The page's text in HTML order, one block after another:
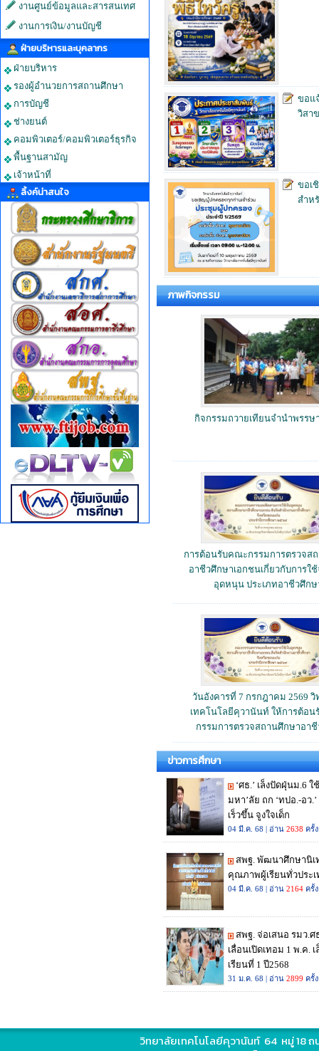
งานศูนย์ข้อมูลและสารสนเทศ
งานการเงิน/งานบัญชี
ฝ่ายบริหารและบุคลากร
ฝ่ายบริหาร
รองผู้อำนวยการสถานศึกษา
การบัญชี
ช่างยนต์
คอมพิวเตอร์/คอมพิวเตอร์ธุรกิจ
พื้นฐานสามัญ
เจ้าหน้าที่
ลิ้งค์น่าสนใจ
ขอแ
วิสา
ขอเ
สำห
ภาพกิจกรรม
กิจกรรมถวายเทียนจำนำพรรษ
การต้อนรับคณะกรรมการตรวจส
อาชีวศึกษาเอกชนเกี่ยวกับการใช้
อุดหนุน ประเภทอาชีวศึกษ
วันอังคารที่ 7 กรกฎาคม 2569 วิ
เทคโนโลยีคุวานันท์ ให้การต้อ
กรรมการตรวจสถานศึกษาอา
ข่าวการศึกษา
วิทยาลัยเทคโนโลยีคุวานันท์ 64 หมู่ 18